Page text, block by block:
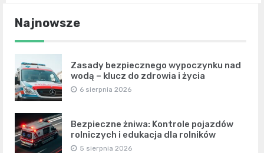
Najnowsze
Zasady bezpiecznego wypoczynku nad
wodą – klucz do zdrowia i życia
6 sierpnia 2026
Bezpieczne żniwa: Kontrole pojazdów
rolniczych i edukacja dla rolników
5 sierpnia 2026